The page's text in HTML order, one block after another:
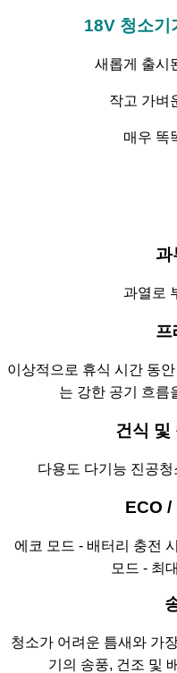
18V 청소기
새롭게 출시
작고 가벼
매우 똑
과
과열로
프
이상적으로 휴식 시간 동
는 강한 공기 흐름
건식 및
다용도 다기능 진공
ECO /
에코 모드 - 배터리 충전
모드 - 최
청소가 어려운 틈새와 가
기의 송풍, 건조 및